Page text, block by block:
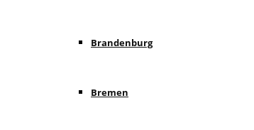
Brandenburg
Bremen